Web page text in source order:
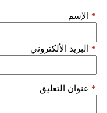
الإسم *
البريد الألكتروني *
عنوان التعليق *